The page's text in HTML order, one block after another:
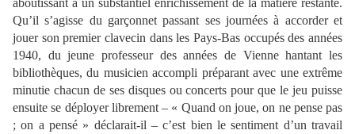
Qu’il s’agisse du garçonnet passant ses journées à accorder et
jouer son premier clavecin dans les Pays-Bas occupés des années
1940, du jeune professeur des années de Vienne hantant les
bibliothèques, du musicien accompli préparant avec une extrême
minutie chacun de ses disques ou concerts pour que le jeu puisse
ensuite se déployer librement – « Quand on joue, on ne pense pas
; on a pensé » déclarait-il – c’est bien le sentiment d’un travail